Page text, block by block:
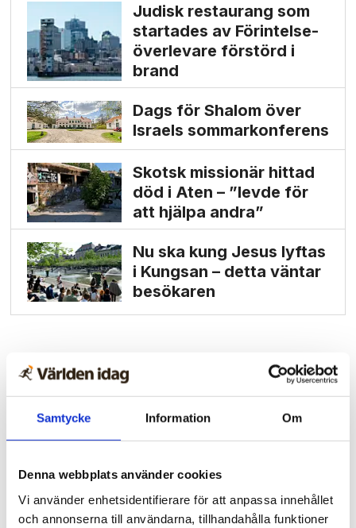
Samtycke Information Om
Denna webbplats använder cookies
Vi använder enhetsidentifierare för att anpassa innehållet
och annonserna till användarna, tillhandahålla funktioner
Judisk restaurang som
startades av Förintelse­
överlevare förstörd i
brand
Dags för Shalom över
Israels sommarkonferens
Skotsk missionär hittad
död i Aten – ”levde för
att hjälpa andra”
Nu ska kung Jesus lyftas
i Kungsan – detta väntar
besökaren